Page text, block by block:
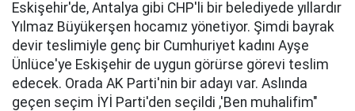
Eskişehir'de, Antalya gibi CHP'li bir belediyede yıllardır
Yılmaz Büyükerşen hocamız yönetiyor. Şimdi bayrak
devir teslimiyle genç bir Cumhuriyet kadını Ayşe
Ünlüce'ye Eskişehir de uygun görürse görevi teslim
edecek. Orada AK Parti'nin bir adayı var. Aslında
geçen seçim İYİ Parti'den seçildi ,'Ben muhalifim"